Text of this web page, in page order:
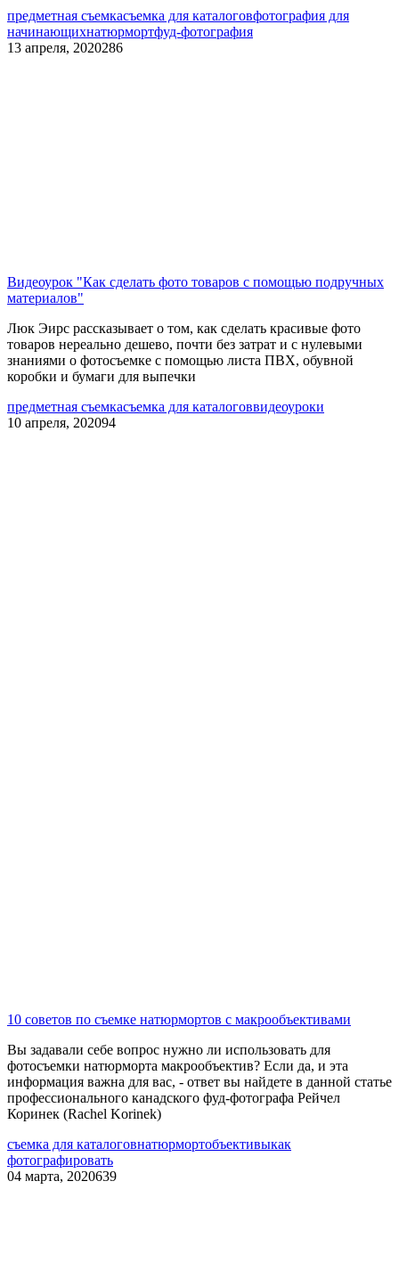
предметная съемкасъемка для каталоговфотография для
начинающихнатюрмортфуд-фотография
13 апреля, 2020286
Видеоурок "Как сделать фото товаров с помощью подручных
материалов"
Люк Эирс рассказывает о том, как сделать красивые фото
товаров нереально дешево, почти без затрат и с нулевыми
знаниями о фотосъемке с помощью листа ПВХ, обувной
коробки и бумаги для выпечки
предметная съемкасъемка для каталоговвидеоуроки
10 апреля, 202094
10 советов по съемке натюрмортов с макрообъективами
Вы задавали себе вопрос нужно ли использовать для
фотосъемки натюрморта макрообъектив? Если да, и эта
информация важна для вас, - ответ вы найдете в данной статье
профессионального канадского фуд-фотографа Рейчел
Коринек (Rachel Korinek)
съемка для каталоговнатюрмортобъективыкак
фотографировать
04 марта, 2020639